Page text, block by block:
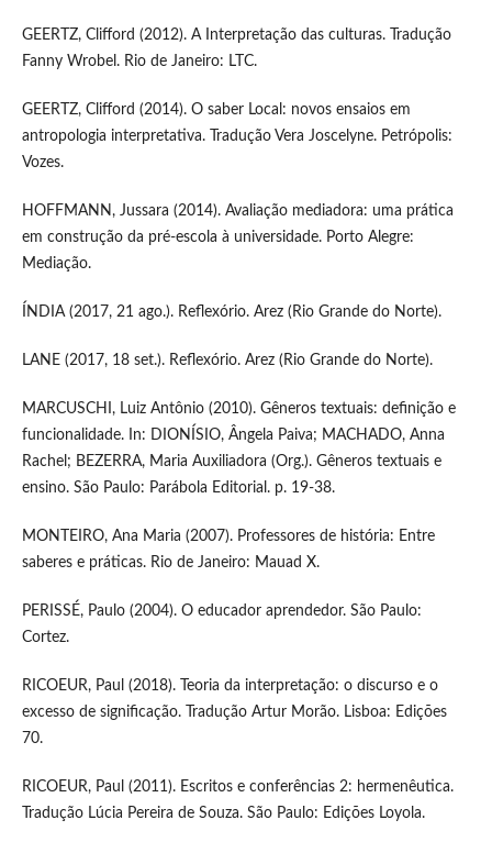
GEERTZ, Clifford (2012). A Interpretação das culturas. Tradução
Fanny Wrobel. Rio de Janeiro: LTC.
GEERTZ, Clifford (2014). O saber Local: novos ensaios em
antropologia interpretativa. Tradução Vera Joscelyne. Petrópolis:
Vozes.
HOFFMANN, Jussara (2014). Avaliação mediadora: uma prática
em construção da pré-escola à universidade. Porto Alegre:
Mediação.
ÍNDIA (2017, 21 ago.). Reflexório. Arez (Rio Grande do Norte).
LANE (2017, 18 set.). Reflexório. Arez (Rio Grande do Norte).
MARCUSCHI, Luiz Antônio (2010). Gêneros textuais: definição e
funcionalidade. In: DIONÍSIO, Ângela Paiva; MACHADO, Anna
Rachel; BEZERRA, Maria Auxiliadora (Org.). Gêneros textuais e
ensino. São Paulo: Parábola Editorial. p. 19-38.
MONTEIRO, Ana Maria (2007). Professores de história: Entre
saberes e práticas. Rio de Janeiro: Mauad X.
PERISSÉ, Paulo (2004). O educador aprendedor. São Paulo:
Cortez.
RICOEUR, Paul (2018). Teoria da interpretação: o discurso e o
excesso de significação. Tradução Artur Morão. Lisboa: Edições
70.
RICOEUR, Paul (2011). Escritos e conferências 2: hermenêutica.
Tradução Lúcia Pereira de Souza. São Paulo: Edições Loyola.